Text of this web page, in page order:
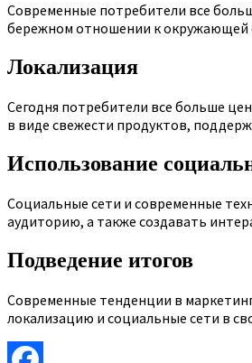
Современные потребители все
бережном отношении к окружающей
Локализация
Сегодня потребители все больше
в виде свежести продуктов,
Использование
Социальные сети и современные
аудиторию, а также создавать
Подведение итогов
Современные тенденции в
локализацию и социальные сети в